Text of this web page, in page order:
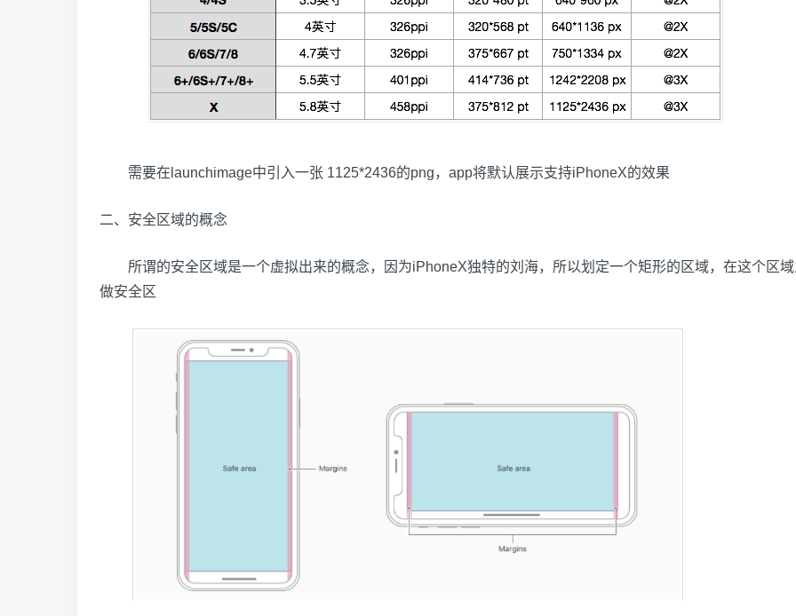
需要在launchimage中引入一张 1125*2436的png，app将默认展示支持iPhoneX的效果
二、安全区域的概念
所谓的安全区域是一个虚拟出来的概念，因为iPhoneX独特的刘海，所以划定一个矩形的区域，在这个区
做安全区